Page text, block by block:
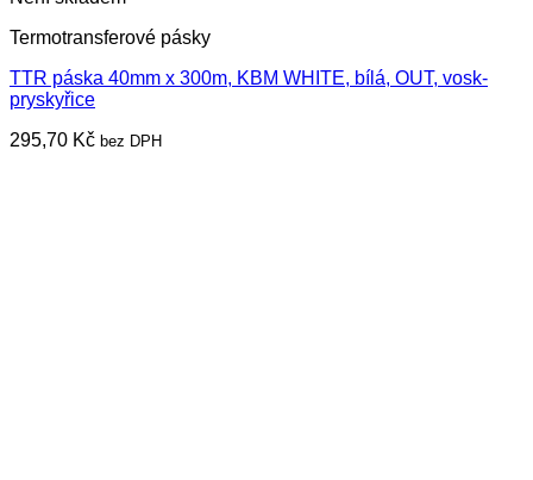
Termotransferové pásky
TTR páska 40mm x 300m, KBM WHITE, bílá, OUT, vosk-
pryskyřice
295,70 Kč bez DPH